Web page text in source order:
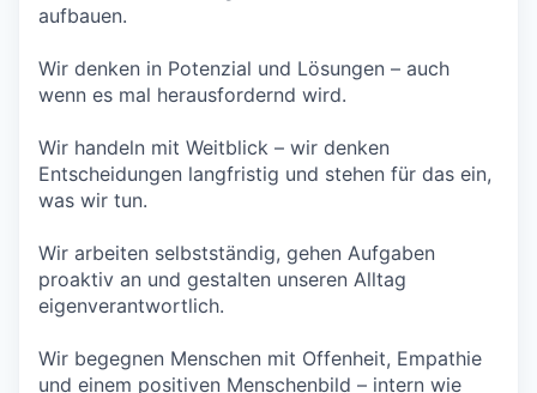
aufbauen.
Wir denken in Potenzial und Lösungen – auch
wenn es mal herausfordernd wird.
Wir handeln mit Weitblick – wir denken
Entscheidungen langfristig und stehen für das ein,
was wir tun.
Wir arbeiten selbstständig, gehen Aufgaben
proaktiv an und gestalten unseren Alltag
eigenverantwortlich.
Wir begegnen Menschen mit Offenheit, Empathie
und einem positiven Menschenbild – intern wie